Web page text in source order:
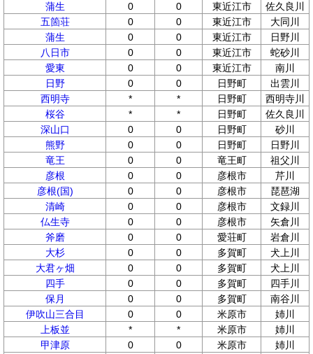
蒲生
0 0 東近江市
佐久良川
五箇荘
0 0 東近江市
大同川
蒲生
0 0 東近江市
日野川
八日市
0 0 東近江市
蛇砂川
愛東
0 0 東近江市
南川
日野
0 0 日野町
出雲川
西明寺
* * 日野町
西明寺川
桜谷
* * 日野町
佐久良川
深山口
0 0 日野町
砂川
熊野
0 0 日野町
日野川
竜王
0 0 竜王町
祖父川
彦根
0 0 彦根市
芹川
彦根(国)
0 0 彦根市
琵琶湖
清崎
0 0 彦根市
文録川
仏生寺
0 0 彦根市
矢倉川
斧磨
0 0 愛荘町
岩倉川
大杉
0 0 多賀町
犬上川
大君ヶ畑
0 0 多賀町
犬上川
四手
0 0 多賀町
四手川
保月
0 0 多賀町
南谷川
伊吹山三合目
0 0 米原市
姉川
上板並
* * 米原市
姉川
甲津原
0 0 米原市
姉川